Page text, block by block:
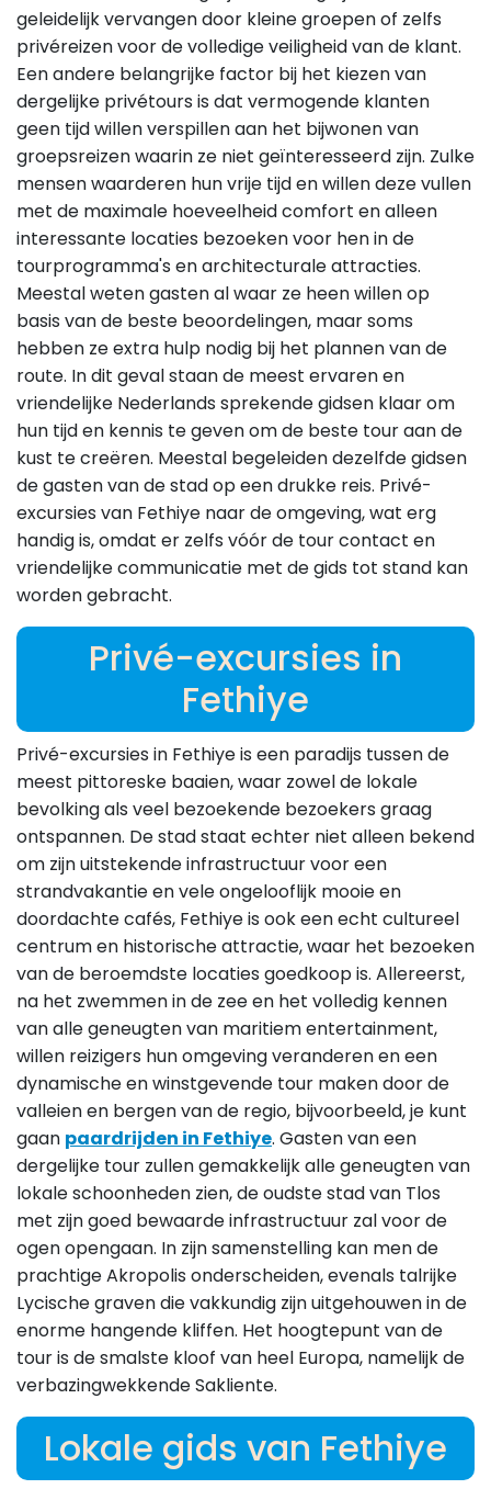
geleidelijk vervangen door kleine groepen of zelfs
privéreizen voor de volledige veiligheid van de klant.
Een andere belangrijke factor bij het kiezen van
dergelijke privétours is dat vermogende klanten
geen tijd willen verspillen aan het bijwonen van
groepsreizen waarin ze niet geïnteresseerd zijn. Zulke
mensen waarderen hun vrije tijd en willen deze vullen
met de maximale hoeveelheid comfort en alleen
interessante locaties bezoeken voor hen in de
tourprogramma's en architecturale attracties.
Meestal weten gasten al waar ze heen willen op
basis van de beste beoordelingen, maar soms
hebben ze extra hulp nodig bij het plannen van de
route. In dit geval staan de meest ervaren en
vriendelijke Nederlands sprekende gidsen klaar om
hun tijd en kennis te geven om de beste tour aan de
kust te creëren. Meestal begeleiden dezelfde gidsen
de gasten van de stad op een drukke reis. Privé-
excursies van Fethiye naar de omgeving, wat erg
handig is, omdat er zelfs vóór de tour contact en
vriendelijke communicatie met de gids tot stand kan
worden gebracht.
Privé-excursies in
Fethiye
Privé-excursies in Fethiye is een paradijs tussen de
meest pittoreske baaien, waar zowel de lokale
bevolking als veel bezoekende bezoekers graag
ontspannen. De stad staat echter niet alleen bekend
om zijn uitstekende infrastructuur voor een
strandvakantie en vele ongelooflijk mooie en
doordachte cafés, Fethiye is ook een echt cultureel
centrum en historische attractie, waar het bezoeken
van de beroemdste locaties goedkoop is. Allereerst,
na het zwemmen in de zee en het volledig kennen
van alle geneugten van maritiem entertainment,
willen reizigers hun omgeving veranderen en een
dynamische en winstgevende tour maken door de
valleien en bergen van de regio, bijvoorbeeld, je kunt
gaan paardrijden in Fethiye. Gasten van een
dergelijke tour zullen gemakkelijk alle geneugten van
lokale schoonheden zien, de oudste stad van Tlos
met zijn goed bewaarde infrastructuur zal voor de
ogen opengaan. In zijn samenstelling kan men de
prachtige Akropolis onderscheiden, evenals talrijke
Lycische graven die vakkundig zijn uitgehouwen in de
enorme hangende kliffen. Het hoogtepunt van de
tour is de smalste kloof van heel Europa, namelijk de
verbazingwekkende Sakliente.
Lokale gids van Fethiye